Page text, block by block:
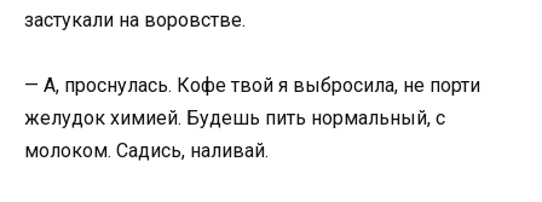
застукали на воровстве.
— А, проснулась. Кофе твой я выбросила, не порти
желудок химией. Будешь пить нормальный, с
молоком. Садись, наливай.